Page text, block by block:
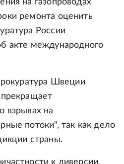
на газопроводах
ремонта оценить
России
акте международного
Швеции
взрывах на
потоки", так как дело
страны.
к диверсии